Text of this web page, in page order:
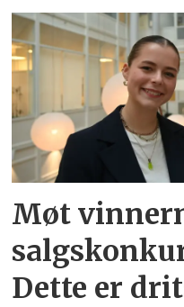
Møt
Dette er